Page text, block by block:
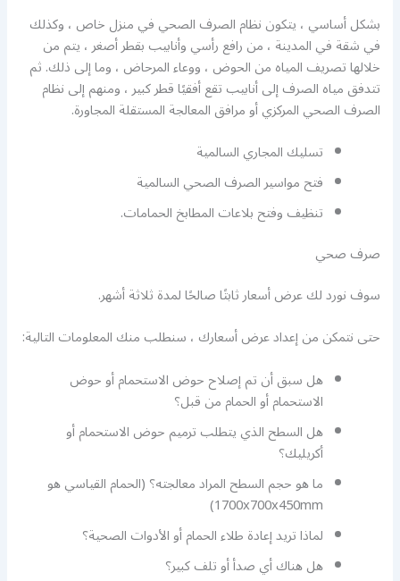
بشكل أساسي ، يتكون نظام الصرف الصحي في منزل خاص ، وكذلك
في شقة في المدينة ، من رافع رأسي وأنابيب بقطر أصغر ، يتم من
خلالها تصريف المياه من الحوض ، ووعاء المرحاض ، وما إلى ذلك. ثم
تتدفق مياه الصرف إلى أنابيب تقع أفقيًا قطر كبير ، ومنهم إلى نظام
الصرف الصحي المركزي أو مرافق المعالجة المستقلة المجاورة.
تسليك المجاري السالمية
فتح مواسير الصرف الصحي السالمية
تنظيف وفتح بلاعات المطابخ الحمامات.
صرف صحي
سوف نورد لك عرض أسعار ثابتًا صالحًا لمدة ثلاثة أشهر.
حتى نتمكن من إعداد عرض أسعارك ، سنطلب منك المعلومات التالية:
هل سبق أن تم إصلاح حوض الاستحمام أو حوض
الاستحمام أو الحمام من قبل؟
هل السطح الذي يتطلب ترميم حوض الاستحمام أو
أكريليك؟
ما هو حجم السطح المراد معالجته؟ (الحمام القياسي هو
1700x700x450mm)
لماذا تريد إعادة طلاء الحمام أو الأدوات الصحية؟
هل هناك أي صدأ أو تلف كبير؟